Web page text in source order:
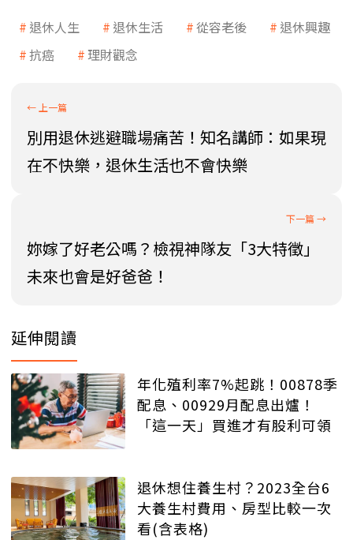
退休人生 退休生活 從容老後
退休興趣
抗癌
理財觀念
別用退休逃避職場痛苦！知名講師：如果現
在不快樂，退休生活也不會快樂
妳嫁了好老公嗎？檢視神隊友「3大特徵」
未來也會是好爸爸！
延伸閱讀
年化殖利率7%起跳！00878季
配息、00929月配息出爐！
「這一天」買進才有股利可領
退休想住養生村？2023全台6
大養生村費用、房型比較一次
看(含表格)